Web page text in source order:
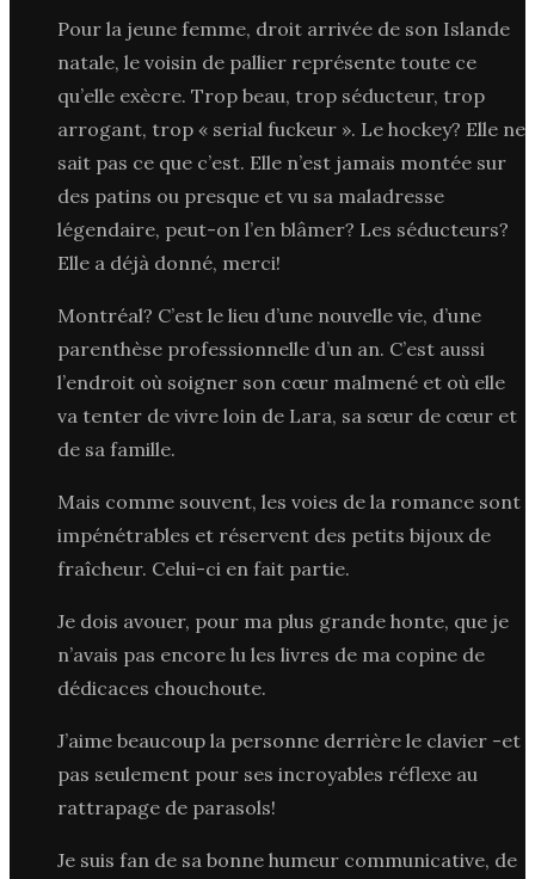
Pour la jeune femme, droit arrivée de son Islande
natale, le voisin de pallier représente toute ce
qu’elle exècre. Trop beau, trop séducteur, trop
arrogant, trop « serial fuckeur ». Le hockey? Elle ne
sait pas ce que c’est. Elle n’est jamais montée sur
des patins ou presque et vu sa maladresse
légendaire, peut-on l’en blâmer? Les séducteurs?
Elle a déjà donné, merci!
Montréal? C’est le lieu d’une nouvelle vie, d’une
parenthèse professionnelle d’un an. C’est aussi
l’endroit où soigner son cœur malmené et où elle
va tenter de vivre loin de Lara, sa sœur de cœur et
de sa famille.
Mais comme souvent, les voies de la romance sont
impénétrables et réservent des petits bijoux de
fraîcheur. Celui-ci en fait partie.
Je dois avouer, pour ma plus grande honte, que je
n’avais pas encore lu les livres de ma copine de
dédicaces chouchoute.
J’aime beaucoup la personne derrière le clavier -et
pas seulement pour ses incroyables réflexe au
rattrapage de parasols!
Je suis fan de sa bonne humeur communicative, de